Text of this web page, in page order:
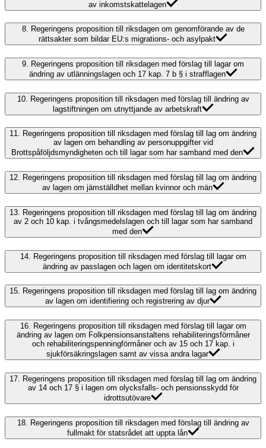
av inkomstskattelagen
8. Regeringens proposition till riksdagen om genomförande av de
rättsakter som bildar EU:s migrations- och asylpakt
9. Regeringens proposition till riksdagen med förslag till lagar om
ändring av utlänningslagen och 17 kap. 7 b § i strafflagen
10.
Regeringens proposition till riksdagen med förslag till ändring av
lagstiftningen om utnyttjande av arbetskraft
11. Regeringens proposition till riksdagen med förslag till lag om ändring
av lagen om behandling av personuppgifter vid
Brottspåföljdsmyndigheten och till lagar som har samband med den
12. Regeringens proposition till riksdagen med förslag till lag om ändring
av lagen om jämställdhet mellan kvinnor och män
13.
Regeringens proposition till riksdagen med förslag till lag om ändring
av 2 och 10 kap. i tvångsmedelslagen och till lagar som har samband
med den
14. Regeringens proposition till riksdagen med förslag till lagar om
ändring av passlagen och lagen om identitetskort
15. Regeringens proposition till riksdagen med förslag till lag om ändring
av lagen om identifiering och registrering av djur
16. Regeringens proposition till riksdagen med förslag till lagar om
ändring av lagen om Folkpensionsanstaltens rehabiliteringsförmåner
och rehabiliteringspenningförmåner och av 15 och 17 kap. i
sjukförsäkringslagen samt av vissa andra lagar
17.
Regeringens proposition till riksdagen med förslag till lag om ändring
av 14 och 17 § i lagen om olycksfalls- och pensionsskydd för
idrottsutövare
18. Regeringens proposition till riksdagen med förslag till ändring av
fullmakt för statsrådet att uppta lån